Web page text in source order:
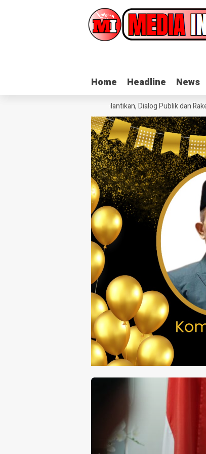
Home Headline News
Home Headline News
Matangkan Persiapan Pelantikan, Dialog Publik dan Rakerwil